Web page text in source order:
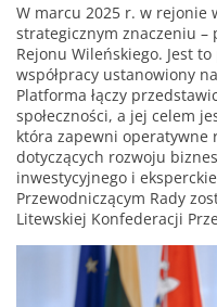
W marcu 2025 r. w rejonie
strategicznym znaczeniu –
Rejonu Wileńskiego. Jest
współpracy ustanowiony
Platforma łączy
społeczności, a jej celem
która zapewni operatywne
dotyczących rozwoju
inwestycyjnego i
Przewodniczącym Rady
Litewskiej Konfederacji